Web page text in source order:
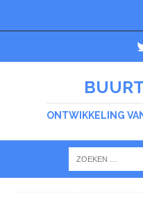
ONTWIKKELING